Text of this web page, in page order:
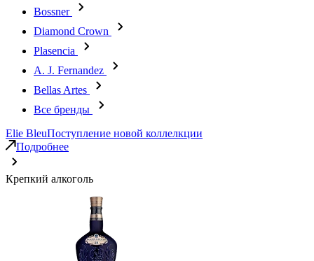
Bossner
Diamond Crown
Plasencia
A. J. Fernandez
Bellas Artes
Все бренды
Elie BleuПоступление новой коллелкции
Подробнее
Крепкий алкоголь